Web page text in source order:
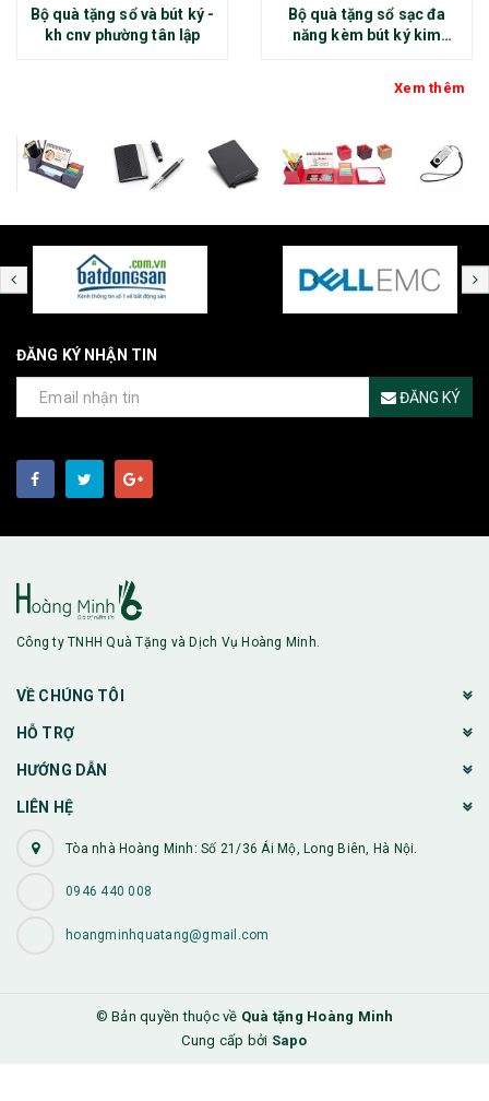
Bộ quà tặng sổ và bút ký -
kh cnv phường tân lập
Bộ quà tặng sổ sạc đa
năng kèm bút ký kim
Xem thêm
ĐĂNG KÝ NHẬN TIN
ĐĂNG KÝ
Công ty TNHH Quà Tặng và Dịch Vụ Hoàng Minh.
VỀ CHÚNG TÔI
HỖ TRỢ
HƯỚNG DẪN
LIÊN HỆ
Tòa nhà Hoàng Minh: Số 21/36 Ái Mộ, Long Biên, Hà Nội.
0946 440 008
hoangminhquatang@gmail.com
© Bản quyền thuộc về Quà tặng Hoàng Minh
Cung cấp bởi Sapo